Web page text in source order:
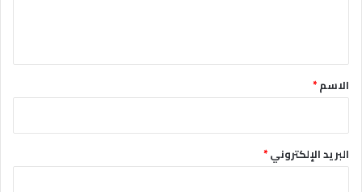
*الاسم*
البريد الإلكتروني*